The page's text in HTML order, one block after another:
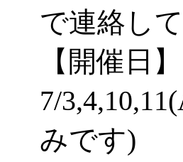
で連絡し
【開催日】
7/
みです)